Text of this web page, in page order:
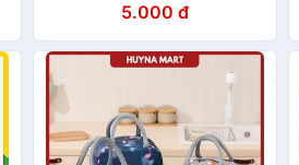
5.000 đ